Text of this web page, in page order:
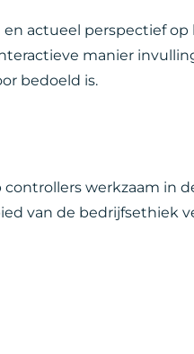
actueel perspectief
manier
bedoeld is.
werkzaam in
van de bedrijfsethiek